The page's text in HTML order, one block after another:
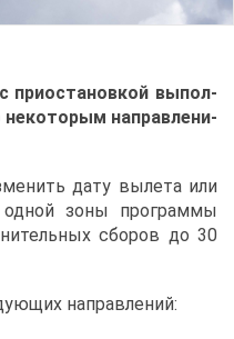
при­оста­нов­кой вы­пол­
неко­то­рым на­прав­ле­ни­
да­ту вы­ле­та или
зо­ны про­грам­мы
сбо­ров до 30
на­прав­ле­ний: